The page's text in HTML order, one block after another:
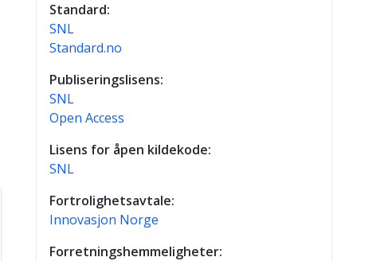
Standard:
SNL
Standard.no
Publiseringslisens:
SNL
Open Access
Lisens for åpen kildekode:
SNL
Fortrolighetsavtale:
Innovasjon Norge
Forretningshemmeligheter: